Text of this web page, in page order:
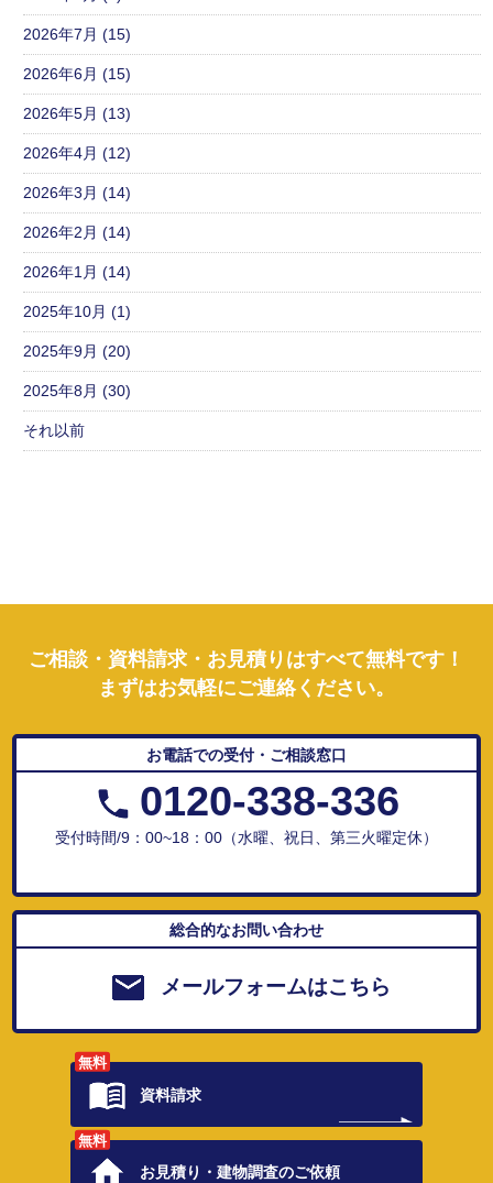
2026年7月 (15)
2026年6月 (15)
2026年5月 (13)
2026年4月 (12)
2026年3月 (14)
2026年2月 (14)
2026年1月 (14)
2025年10月 (1)
2025年9月 (20)
2025年8月 (30)
それ以前
ご相談・資料請求・お見積りはすべて無料です！
まずはお気軽にご連絡ください。
お電話での受付・ご相談窓口
0120-338-336
受付時間/9：00~18：00（水曜、祝日、第三火曜定休）
総合的なお問い合わせ
メールフォームはこちら
無料
資料請求
無料
お見積り・建物調査のご依頼